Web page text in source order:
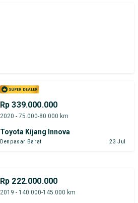
Rp 339.000.000
2020 - 75.000-80.000 km
Toyota Kijang Innova
Denpasar Barat 23 Jul
Rp 222.000.000
2019 - 140.000-145.000 km